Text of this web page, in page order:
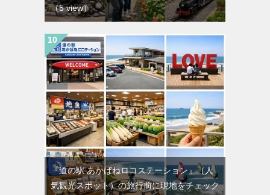
（5 view）
『道の駅 あかばねロコステーション』（人
気観光スポット）の旅行前に現地をチェック